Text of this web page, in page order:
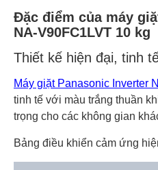
Đặc điểm của máy
NA-V90FC1LVT 10 kg
Thiết kế hiện đại, tinh
Máy giặt Panasonic Inverter
tinh tế với màu trắng thuần
trọng cho các không gian
Bảng điều khiển cảm ứng